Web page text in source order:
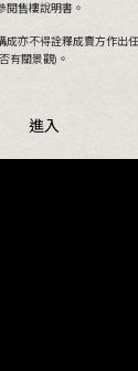
閱售樓說明書。
成亦不得詮釋成賣方作出
有關景觀)。
進入